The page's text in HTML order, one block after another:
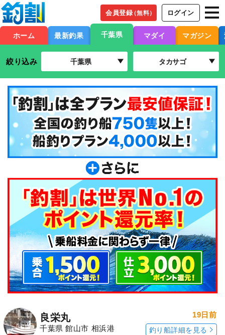
会員登録（無料） ログイン
ホーム 最新釣果 千葉県 マダイ マガジン
絞り込み 千葉県 タカサゴ
良栄丸
千葉県 館山市 相浜港
19日前
釣り船詳細を見る